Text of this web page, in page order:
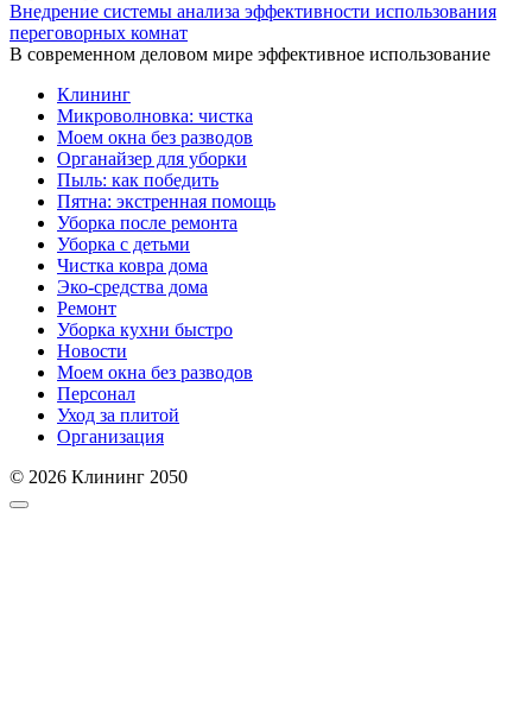
Внедрение системы анализа эффективности использования
переговорных комнат
В современном деловом мире эффективное использование
Клининг
Микроволновка: чистка
Моем окна без разводов
Органайзер для уборки
Пыль: как победить
Пятна: экстренная помощь
Уборка после ремонта
Уборка с детьми
Чистка ковра дома
Эко-средства дома
Ремонт
Уборка кухни быстро
Новости
Моем окна без разводов
Персонал
Уход за плитой
Организация
© 2026 Клининг 2050